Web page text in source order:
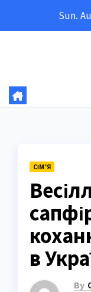
Sun.
СІМ’Я
в
By